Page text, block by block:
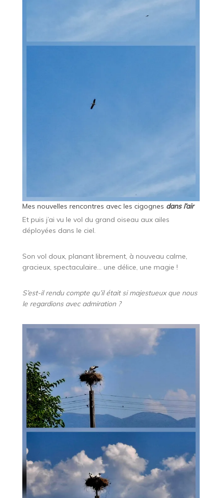
Mes nouvelles rencontres avec les cigognes dans l’air
Et puis j’ai vu le vol du grand oiseau aux ailes
déployées dans le ciel.
Son vol doux, planant librement, à nouveau calme,
gracieux, spectaculaire… une délice, une magie !
S’est-il rendu compte qu’il était si majestueux que nous
le regardions avec admiration ?